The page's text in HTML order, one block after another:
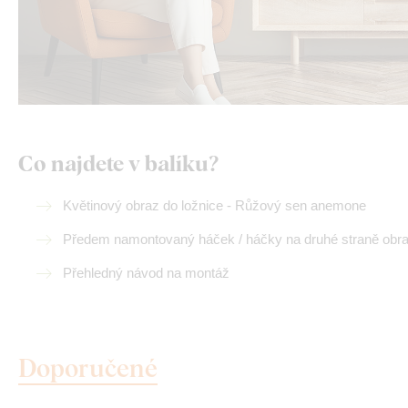
Co najdete v balíku?
Květinový obraz do ložnice - Růžový sen anemone
Předem namontovaný háček / háčky na druhé straně
Přehledný návod na montáž
Doporučené